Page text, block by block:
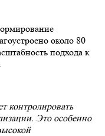
около 80
подхода к
контролировать
Это особенно